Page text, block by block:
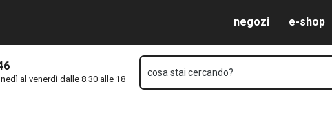
negozi e-shop
al venerdì dalle 8.30 alle 18
cosa stai cercando?